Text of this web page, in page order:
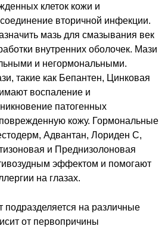
клеток кожи и
вторичной инфекции.
мазь для смазывания век
внутренних оболочек. Мази
и негормональными.
такие как Бепантен, Цинковая
воспаление и
патогенных
кожу. Гормональные
Адвантан, Лориден С,
и Преднизолоновая
эффектом и помогают
на глазах.
подразделяется на различные
от первопричины